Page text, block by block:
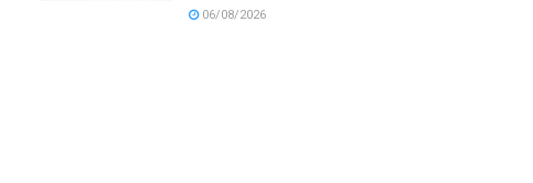
06/08/2026